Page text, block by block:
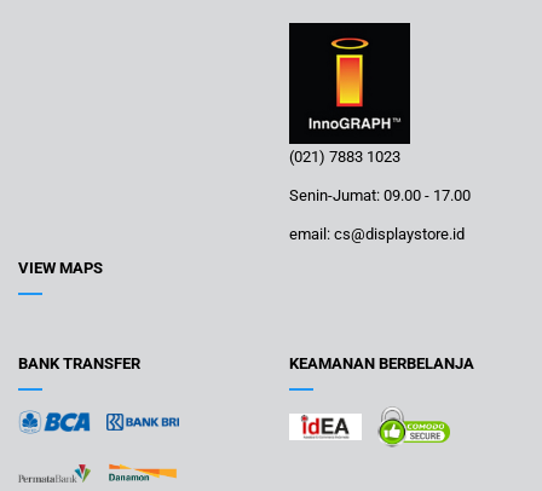
(021) 7883 1023
Senin-Jumat: 09.00 - 17.00
email: cs@displaystore.id
VIEW MAPS
BANK TRANSFER KEAMANAN BERBELANJA